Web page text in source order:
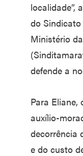
localidade”,
do
Ministério
defende a
Para Eliane,
auxílio-
decorrência
e do custo